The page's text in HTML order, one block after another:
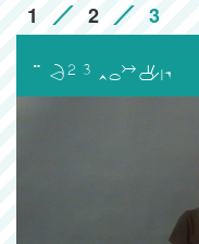
1 2 3
